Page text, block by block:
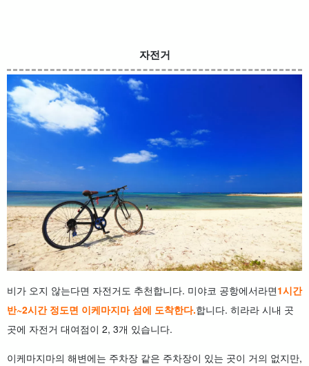
자전거
비가 오지 않는다면 자전거도 추천합니다. 미야코 공항에서라면1시간
반~2시간 정도면 이케마지마 섬에 도착한다.합니다. 히라라 시내 곳
곳에 자전거 대여점이 2, 3개 있습니다.
이케마지마의 해변에는 주차장 같은 주차장이 있는 곳이 거의 없지만,